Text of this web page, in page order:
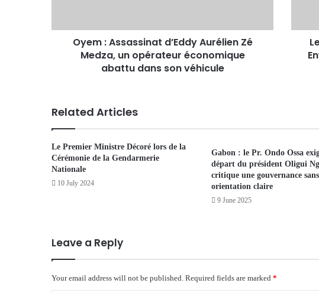
Oyem : Assassinat d’Eddy Aurélien Zé
Medza, un opérateur économique
abattu dans son véhicule
Related Articles
Le Premier Ministre Décoré lors de la
Cérémonie de la Gendarmerie
Nationale
10 July 2024
Gabon : le Pr. Ondo Ossa
départ du président Oligui
critique une gouvernance sans
orientation claire
9 June 2025
Leave a Reply
Your email address will not be published. Required fields are marked *